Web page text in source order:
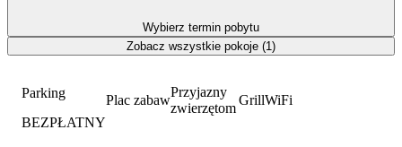
Parking
BEZPŁATNY
Plac zabaw
Przyjazny
zwierzętom
GrillWiFi
Wybierz termin pobytu
Zobacz wszystkie pokoje (1)